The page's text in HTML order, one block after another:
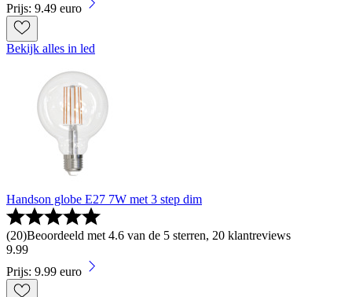
Prijs: 9.49 euro
Bekijk alles in led
Handson globe E27 7W met 3 step dim
(20)Beoordeeld met 4.6 van de 5 sterren, 20 klantreviews
9.99
Prijs: 9.99 euro